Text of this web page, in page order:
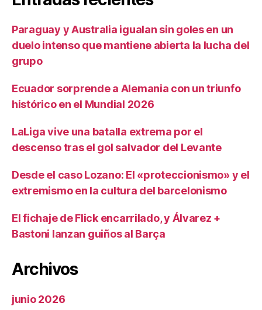
Paraguay y Australia igualan sin goles en un
duelo intenso que mantiene abierta la lucha del
grupo
Ecuador sorprende a Alemania con un triunfo
histórico en el Mundial 2026
LaLiga vive una batalla extrema por el
descenso tras el gol salvador del Levante
Desde el caso Lozano: El «proteccionismo» y el
extremismo en la cultura del barcelonismo
El fichaje de Flick encarrilado, y Álvarez +
Bastoni lanzan guiños al Barça
Archivos
junio 2026